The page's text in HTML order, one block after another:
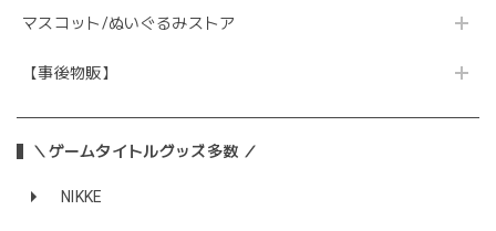
マスコット/ぬいぐるみストア
【事後物販】
＼ゲームタイトルグッズ多数 ／
NIKKE